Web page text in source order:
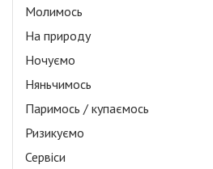
Молимось
На природу
Ночуємо
Няньчимось
Паримось / купаємось
Ризикуємо
Сервіси